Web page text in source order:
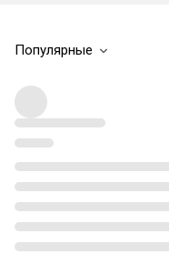
Популярные